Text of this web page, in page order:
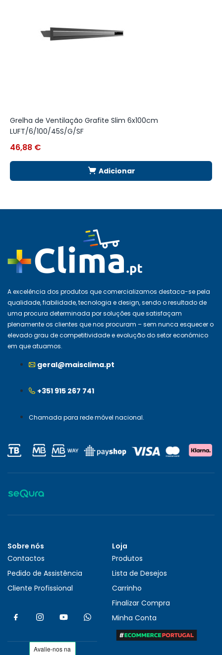
Grelha de Ventilação Grafite Slim 6x100cm
LUFT/6/100/45S/G/SF
46,88 €
Adicionar
A excelência dos produtos que comercializamos destaca-se pela
qualidade, fiabilidade, tecnologia e design, sendo o resultado de
uma procura determinada por soluções que satisfaçam
plenamente os clientes que nos procuram – sem nunca esquecer o
elevado grau de competitividade e evolução do setor económico
em que atuamos.
geral@maisclima.pt
+351 915 267 741
Chamada para rede móvel nacional.
Sobre nós
Contactos
Pedido de Assistência
Cliente Profissional
Loja
Produtos
Lista de Desejos
Carrinho
Finalizar Compra
Minha Conta